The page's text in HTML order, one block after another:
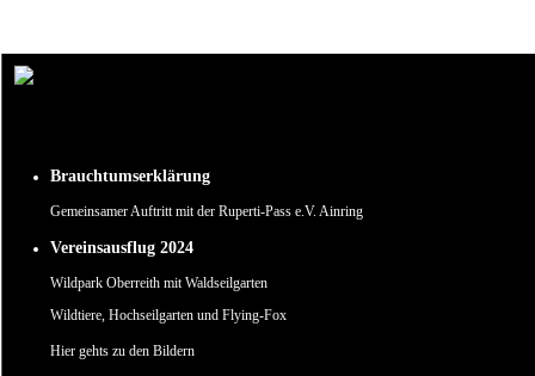
Brauchtumserklärung
Gemeinsamer Auftritt mit der Ruperti-Pass e.V. Ainring
Vereinsausflug 2024
Wildpark Oberreith mit Waldseilgarten
Wildtiere, Hochseilgarten und Flying-Fox
Hier gehts zu den Bildern